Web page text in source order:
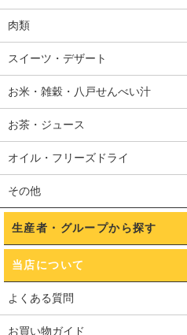
肉類
スイーツ・デザート
お米・雑穀・八戸せんべい汁
お茶・ジュース
オイル・フリーズドライ
その他
生産者・グループから探す
当店について
よくある質問
お買い物ガイド